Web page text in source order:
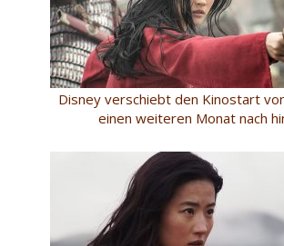
Disney verschiebt den Kinostart
einen weiteren Monat nach